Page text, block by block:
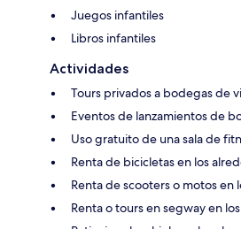
Juegos infantiles
Libros infantiles
Actividades
Tours privados a bodegas de
Eventos de lanzamientos de
Uso gratuito de una sala de
Renta de bicicletas en los
Renta de scooters o motos en
Renta o tours en segway en